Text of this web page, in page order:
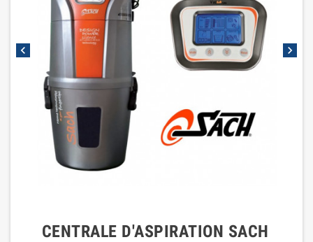
chevron_left chevron_right
CENTRALE D'ASPIRATION SACH